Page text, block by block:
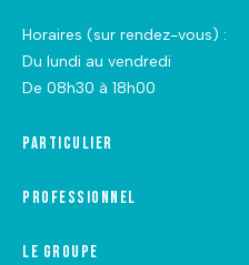
Horaires (sur rendez-vous) :
Du lundi au vendredi
De 08h30 à 18h00
Particulier
Professionnel
Le groupe